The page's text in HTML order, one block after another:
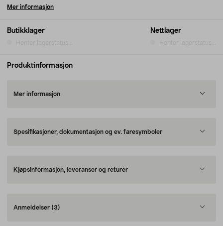
Butikklager Nettlager
Mer informasjon
Produktinformasjon
Mer informasjon
Spesifikasjoner, dokumentasjon og ev. faresymboler
Kjøpsinformasjon, leveranser og returer
Anmeldelser (3)